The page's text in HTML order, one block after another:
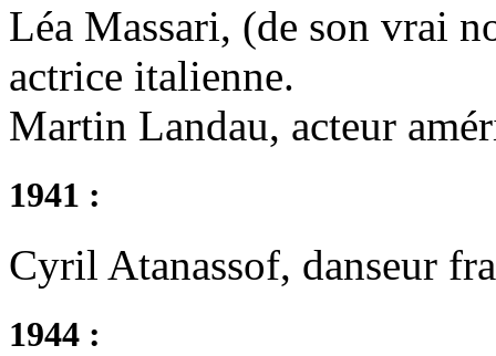
Léa Massari, (de son vrai
actrice italienne.
Martin Landau, acteur
1941 :
Cyril Atanassof, danseur
1944 :